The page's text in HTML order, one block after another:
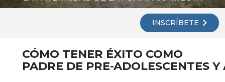
INSCRÍBETE
CÓMO TENER ÉXITO COMO
PADRE DE PRE-ADOLESCENTES